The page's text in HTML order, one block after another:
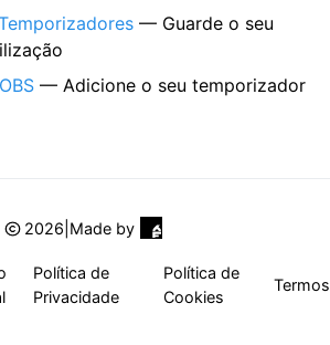
— Guarde o seu
— Adicione o seu temporizador
2026 Made by
Política de
Privacidade
Política de
Cookies
Termos